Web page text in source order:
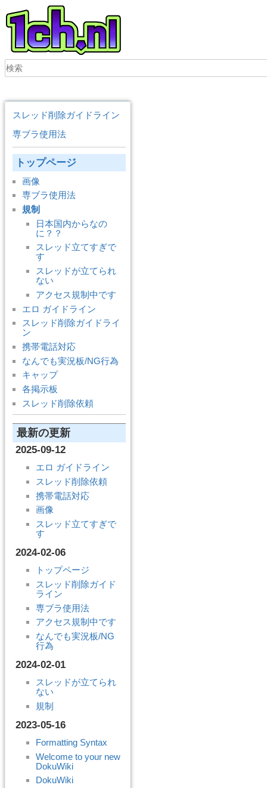
スレッド削除ガイドライン
専ブラ使用法
トップページ
画像
専ブラ使用法
規制
日本国内からなの
に？？
スレッド立てすぎで
す
スレッドが立てられ
ない
アクセス規制中です
エロ ガイドライン
スレッド削除ガイドライ
ン
携帯電話対応
なんでも実況板/NG行為
キャップ
各掲示板
スレッド削除依頼
最新の更新
2025-09-12
エロ ガイドライン
スレッド削除依頼
携帯電話対応
画像
スレッド立てすぎで
す
2024-02-06
トップページ
スレッド削除ガイド
ライン
専ブラ使用法
アクセス規制中です
なんでも実況板/NG
行為
2024-02-01
スレッドが立てられ
ない
規制
2023-05-16
Formatting Syntax
Welcome to your new
DokuWiki
DokuWiki